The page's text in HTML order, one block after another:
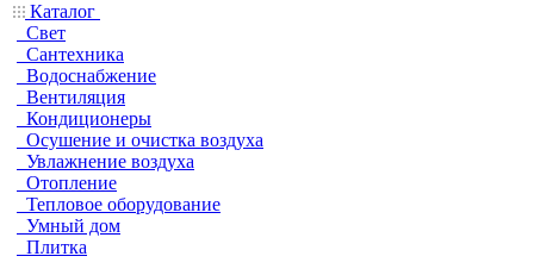
Каталог
Свет
Сантехника
Водоснабжение
Вентиляция
Кондиционеры
Осушение и очистка воздуха
Увлажнение воздуха
Отопление
Тепловое оборудование
Умный дом
Плитка